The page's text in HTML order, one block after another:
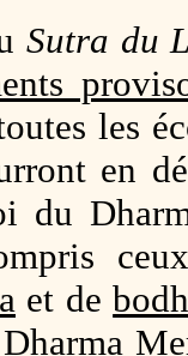
Sutra du
les
en
du
et de